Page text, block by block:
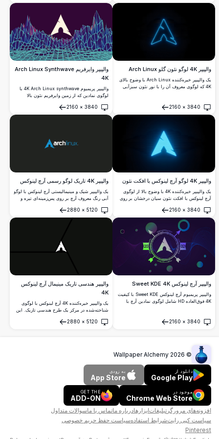
معماری مثلثی درخشان ایستاده است و ترکیب
عناصر طراحی پیچیده سیاه و خاکستری هستند که
با هر تنظیم تم تیره سازگار باشد.
والپیپر 4K لوگو نئون گلو Arch Linux
یک والپیپر خیره‌کننده Arch Linux با وضوح بالای
4K که لوگوی معروف آن را با نور نئون سبز‌آبی
علاقه‌مندان لینوکس.
3840
×
2160
باز کردن
والپیپر وایرفریم Arch Linux Synthwave
4K
والپیپر پریمیوم 4K Arch Linux synthwave با
لوگوی نمادین که از زمین وایرفریم نئون بالا
فیروزه‌ای زنده و گرادیان‌های بنفش عمیق، ارائه
زیبایی‌شناسی اصیل دهه 80 برای
3840
×
2160
باز کردن
والپیپر 4K لوگو آرچ لینوکس با افکت نئون
یک والپیپر خیره‌کننده 4K با وضوح بالا از لوگوی
آرچ لینوکس با افکت نئون سیان درخشان بر روی
شخصی‌سازی دسکتاپ با زیبایی‌شناسی سایبرپانک
세련.
3840
×
2160
باز کردن
والپیپر 4K تاریک لوگو رسمی آرچ لینوکس
یک والپیپر شیک و مینیمالیستی آرچ لینوکس با لوگو
آبی رنگ معروف آرچ بر روی پس‌زمینه‌ای تیره و
لینوکس که به دنبال ظاهری تمیز و حرفه‌ای در
دسکتاپ 4K هستند.
5120
×
2880
باز کردن
والپیپر آرچ لینوکس Sweet KDE 4K
والپیپر پریمیوم آرچ لینوکس Sweet KDE با کیفیت
4K فوق‌العاده HD شامل لوگوی نمادین آرچ با
3840
×
2160
باز کردن
والپیپر هندسی تاریک مینیمال آرچ لینوکس
4K
یک والپیپر خیره‌کننده 4K آرچ لینوکس با لوگوی
شناخته‌شده در مرکز یک طرح هندسی تاریک. این
5120
×
2880
باز کردن
©
2026
Wallpaper Alchemy
دانلود از
Google Play
به زودی
App Store
موجود در
Chrome Web Store
GET THE
ADD-ON
افزونه‌های مرورگر تبلیغاتابزارهادرباره ماتماس با ماسوالات متداول
سیاست کپی رایتشرایط استفادهسیاست حفظ حریم خصوصی
Pinterest